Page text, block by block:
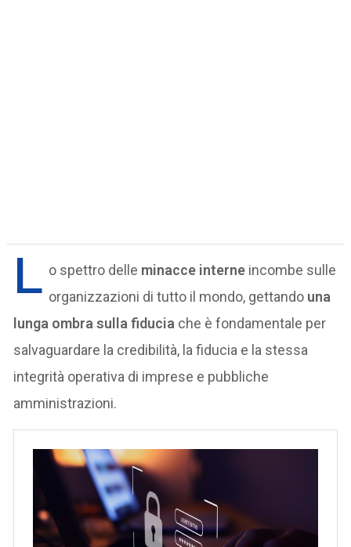
L o spettro delle minacce interne incombe sulle
organizzazioni di tutto il mondo, gettando una
lunga ombra sulla fiducia che è fondamentale per
salvaguardare la credibilità, la fiducia e la stessa
integrità operativa di imprese e pubbliche
amministrazioni.